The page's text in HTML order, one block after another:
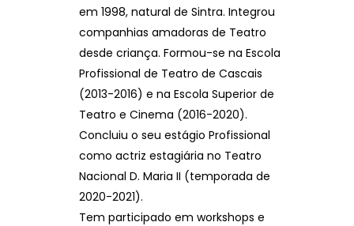
em 1998, natural de Sintra. Integrou
companhias amadoras de Teatro
desde criança. Formou-se na Escola
Profissional de Teatro de Cascais
(2013-2016) e na Escola Superior de
Teatro e Cinema (2016-2020).
Concluiu o seu estágio Profissional
como actriz estagiária no Teatro
Nacional D. Maria II (temporada de
2020-2021).
Tem participado em workshops e